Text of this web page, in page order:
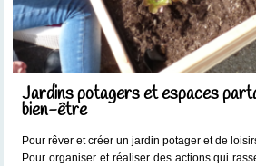
Jardins potagers et espaces
bien-être
Pour rêver et créer un jardin potager et de
Pour organiser et réaliser des actions qui